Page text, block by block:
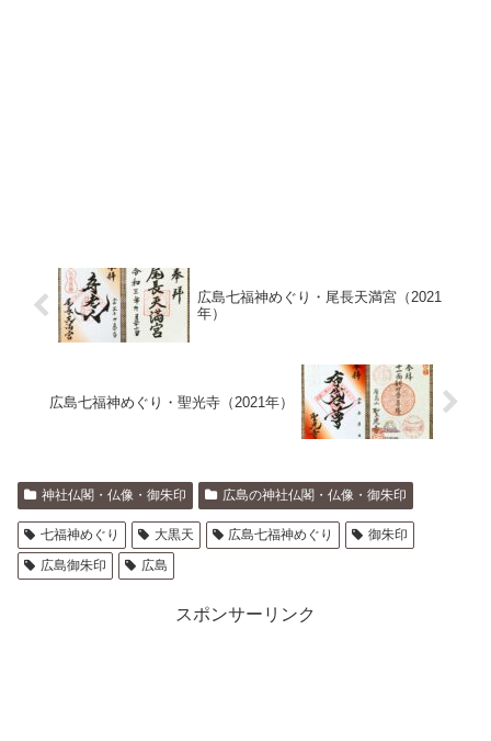
広島七福神めぐり・尾長天満宮（2021
年）
広島七福神めぐり・聖光寺（2021年）
神社仏閣・仏像・御朱印 広島の神社仏閣・仏像・御朱印
七福神めぐり 大黒天 広島七福神めぐり
御朱印
広島御朱印
広島
スポンサーリンク